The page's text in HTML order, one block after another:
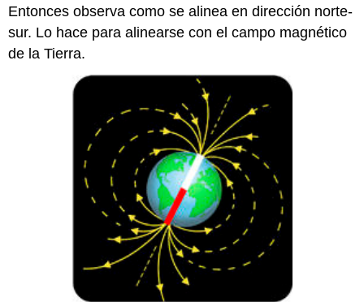
Entonces observa como se alinea en dirección norte-
sur. Lo hace para alinearse con el campo magnético
de la Tierra.